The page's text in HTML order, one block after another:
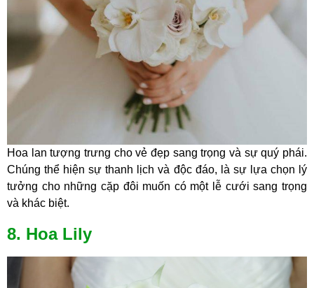
Hoa lan tượng trưng cho vẻ đẹp sang trọng và sự quý phái.
Chúng thể hiện sự thanh lịch và độc đáo, là sự lựa chọn lý
tưởng cho những cặp đôi muốn có một lễ cưới sang trọng
và khác biệt.
8. Hoa Lily